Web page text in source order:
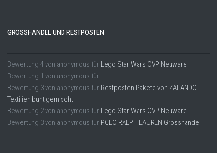
GROSSHANDEL UND RESTPOSTEN
Bewertung 4 von anonymous für Lego Star Wars OVP Neuware
Bewertung 1 von anonymous für
Bewertung 3von anonymous für Restposten Pakete von ZALANDO
Textilien bunt gemischt
Bewertung 2von anonymous für Lego Star Wars OVP Neuware
Bewertung 3von anonymous für POLO RALPH LAUREN Grosshandel